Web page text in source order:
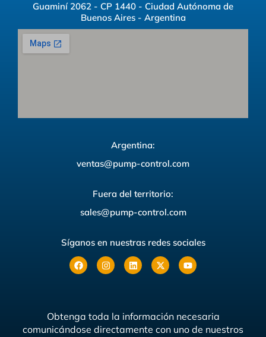
Guaminí 2062 - CP 1440 - Ciudad Autónoma de
Buenos Aires - Argentina
Argentina:
ventas@pump-control.com
Fuera del territorio:
sales@pump-control.com
Síganos en nuestras redes sociales
Obtenga toda la información necesaria
comunicándose directamente con uno de nuestros